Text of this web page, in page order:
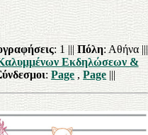
: 1 |||Πόλη: Αθήνα |||
Εκδηλώσεων &
:Page,Page |||